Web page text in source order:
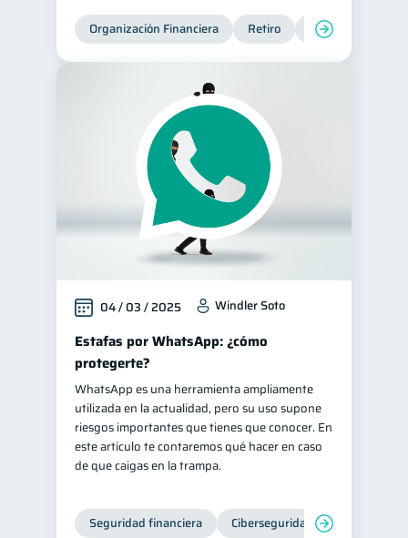
Organización Financiera Retiro Cuenta
04 / 03 / 2025 Windler Soto
Estafas por WhatsApp: ¿cómo
protegerte?
WhatsApp es una herramienta ampliamente
utilizada en la actualidad, pero su uso supone
riesgos importantes que tienes que conocer. En
este artículo te contaremos qué hacer en caso
de que caigas en la trampa.
Seguridad financiera Ciberseguridad